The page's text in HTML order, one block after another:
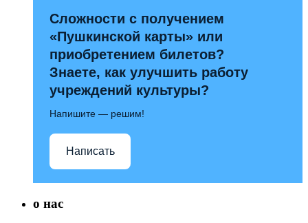
Сложности с получением
«Пушкинской карты» или
приобретением билетов?
Знаете, как улучшить работу
учреждений культуры?
Напишите — решим!
Написать
о нас